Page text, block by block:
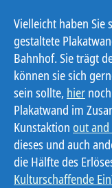
Vielleicht haben Sie
gestaltete
Bahnhof. Sie trägt
können sie sich
sein sollte, hier
Plakatwand im
Kunstaktion out
dieses und auch
die Hälfte des
Kulturschaffende